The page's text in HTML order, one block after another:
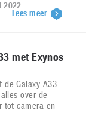
2022
Lees meer
met Exynos
de Galaxy A33
over de
tot camera en